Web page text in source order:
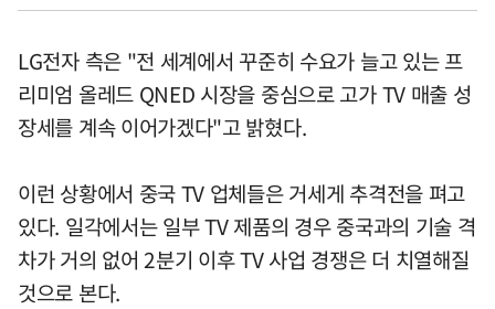
LG전자 측은 "전 세계에서 꾸준히 수요가 늘고 있는 프
리미엄 올레드 QNED 시장을 중심으로 고가 TV 매출 성
장세를 계속 이어가겠다"고 밝혔다.
이런 상황에서 중국 TV 업체들은 거세게 추격전을 펴고
있다. 일각에서는 일부 TV 제품의 경우 중국과의 기술 격
차가 거의 없어 2분기 이후 TV 사업 경쟁은 더 치열해질
것으로 본다.